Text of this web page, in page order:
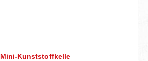
Mini-Kunststoffkelle